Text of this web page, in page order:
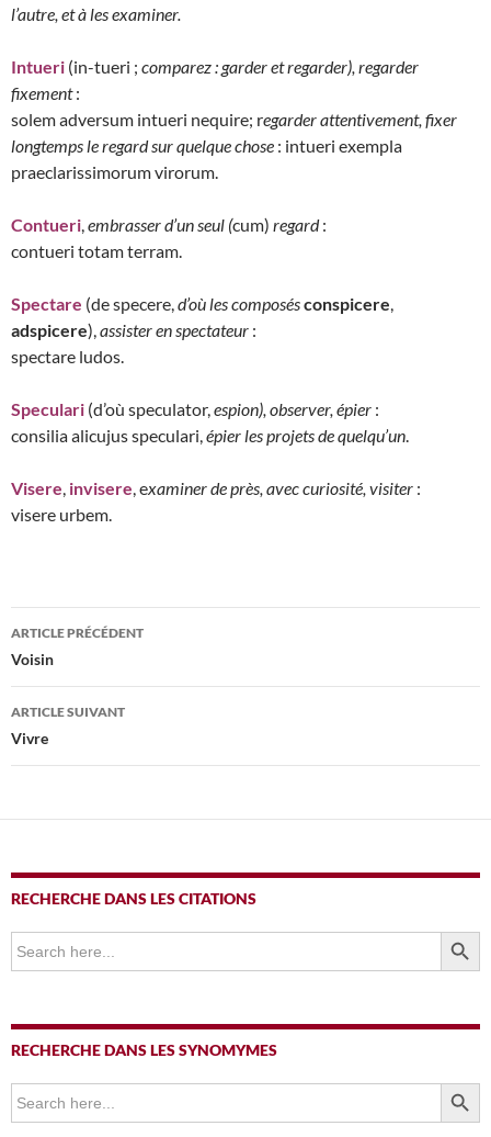
l’autre, et à les examiner.
Intueri (in-tueri ; comparez : garder et regarder), regarder
fixement:
solem adversum intueri nequire; regarder attentivement, fixer
longtemps le regard sur quelque chose : intueri exempla
praeclarissimorum virorum.
Contueri,embrasser d’un seul (cum) regard:
contueri totam terram.
Spectare (de specere,d’où les composésconspicere,
adspicere),assister en spectateur :
spectare ludos.
Speculari (d’où speculator,espion), observer, épier :
consilia alicujus speculari,épier les projets de quelqu’un.
Visere, invisere, examiner de près, avec curiosité, visiter :
visere urbem.
Navigation
des
articles
ARTICLE PRÉCÉDENT
Voisin
ARTICLE SUIVANT
Vivre
RECHERCHE DANS LES CITATIONS
Search
for:
SEARCH
RECHERCHE DANS LES SYNOMYMES
Search
for:
SEARCH